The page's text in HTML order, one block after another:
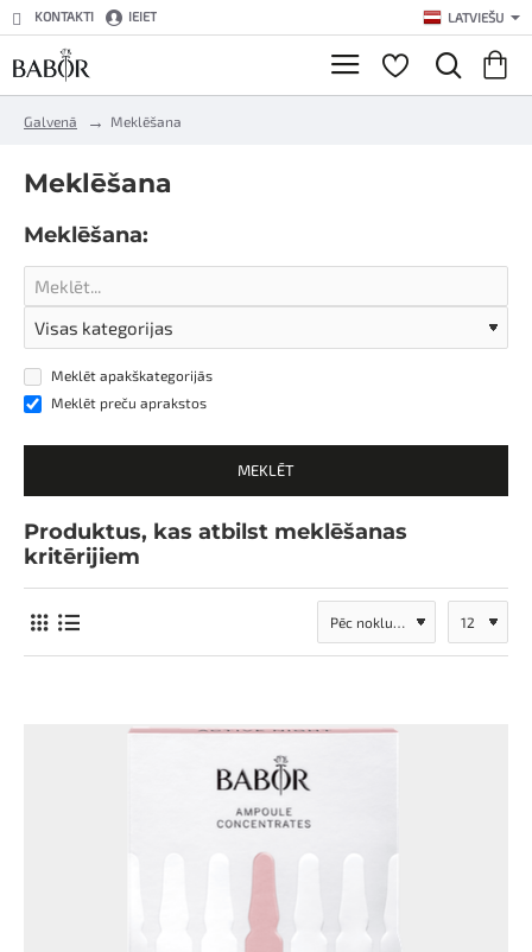
KONTAKTI IEIET LATVIEŠU
Galvenā
e
Meklēšana
Meklēšana
Meklēšana:
Meklēt apakškategorijās
Meklēt preču aprakstos
MEKLĒT
Produktus, kas atbilst meklēšanas
kritērijiem